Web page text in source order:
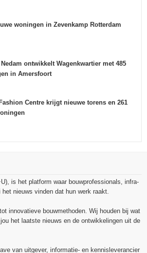
woningen in Zevenkamp Rotterdam
ontwikkelt Wagenkwartier met 485
in Amersfoort
Centre krijgt nieuwe torens en 261
is het platform waar bouwprofessionals, infra-
nieuws vinden dat hun werk raakt.
innovatieve bouwmethoden. Wij houden bij wat
het laatste nieuws en de ontwikkelingen uit de
van uitgever, informatie- en kennisleverancier